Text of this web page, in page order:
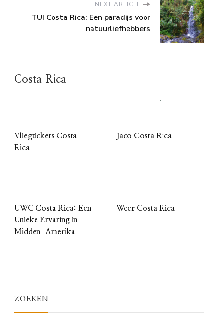
NEXT ARTICLE
TUI Costa Rica: Een paradijs voor
natuurliefhebbers
Costa Rica
Vliegtickets Costa
Rica
Jaco Costa Rica
UWC Costa Rica: Een
Unieke Ervaring in
Midden-Amerika
Weer Costa Rica
ZOEKEN